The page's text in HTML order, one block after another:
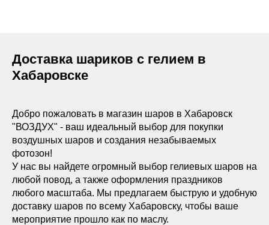
Доставка шариков с гелием в
Хабаровске
Добро пожаловать в магазин шаров в Хабаровск
"ВОЗДУХ" - ваш идеальный выбор для покупки
воздушных шаров и создания незабываемых
фотозон!
У нас вы найдете огромный выбор гелиевых шаров на
любой повод, а также оформления праздников
любого масштаба. Мы предлагаем быструю и удобную
доставку шаров по всему Хабаровску, чтобы ваше
мероприятие прошло как по маслу.